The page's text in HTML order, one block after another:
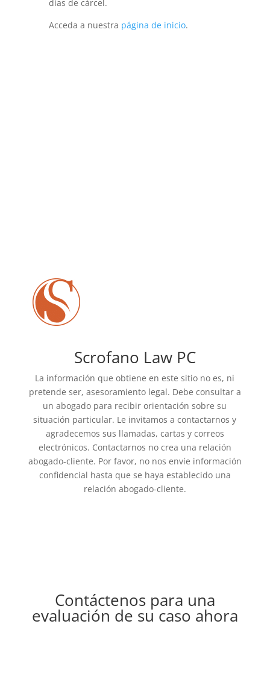
días de cárcel.
Acceda a nuestra página de inicio.
Scrofano Law PC
La información que obtiene en este sitio no es, ni
pretende ser, asesoramiento legal. Debe consultar a
un abogado para recibir orientación sobre su
situación particular. Le invitamos a contactarnos y
agradecemos sus llamadas, cartas y correos
electrónicos. Contactarnos no crea una relación
abogado-cliente. Por favor, no nos envíe información
confidencial hasta que se haya establecido una
relación abogado-cliente.
Contáctenos para una
evaluación de su caso ahora